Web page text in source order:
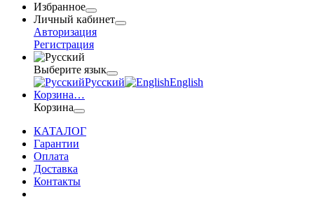
Избранное
Личный кабинет
Авторизация
Регистрация
Выберите язык
Русский
English
Корзина…
Корзина
КАТАЛОГ
Гарантии
Оплата
Доставка
Контакты